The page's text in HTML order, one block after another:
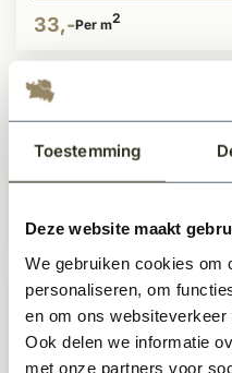
Toestemming
Deze website maakt
We gebruiken cookies om
personaliseren, om
en om ons websiteverkeer
Ook delen we informatie
met onze partners voor
33,-Per m2
Op
33,-Per m2
Op
Belakos
plak